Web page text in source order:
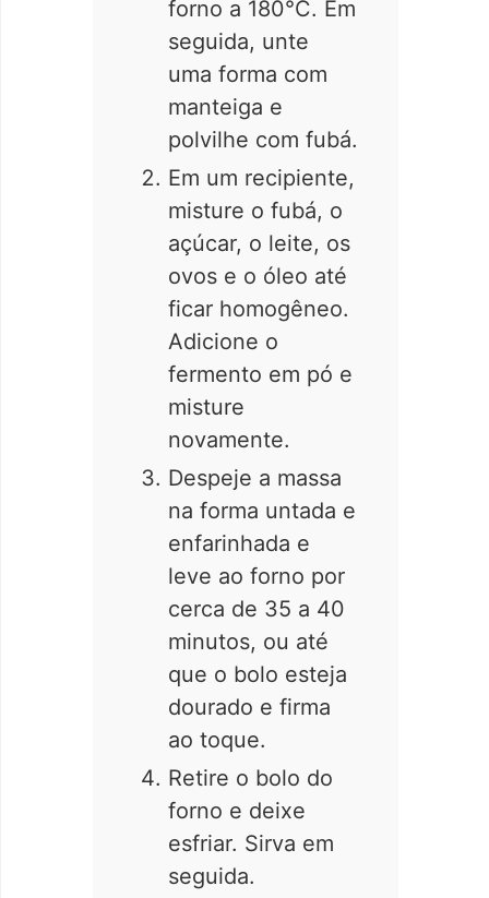
forno a 180°C. Em
seguida, unte
uma forma com
manteiga e
polvilhe com fubá.
Em um recipiente,
misture o fubá, o
açúcar, o leite, os
ovos e o óleo até
ficar homogêneo.
Adicione o
fermento em pó e
misture
novamente.
Despeje a massa
na forma untada e
enfarinhada e
leve ao forno por
cerca de 35 a 40
minutos, ou até
que o bolo esteja
dourado e firma
ao toque.
Retire o bolo do
forno e deixe
esfriar. Sirva em
seguida.